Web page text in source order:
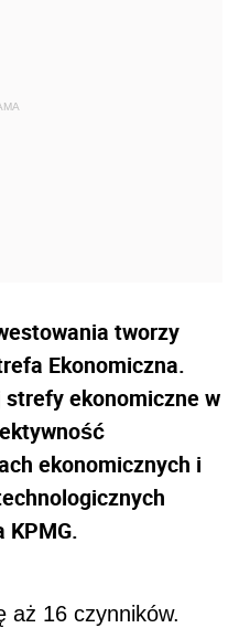
tworzy
Ekonomiczna.
ekonomiczne w
ekonomicznych i
KPMG.
aż 16 czynników.